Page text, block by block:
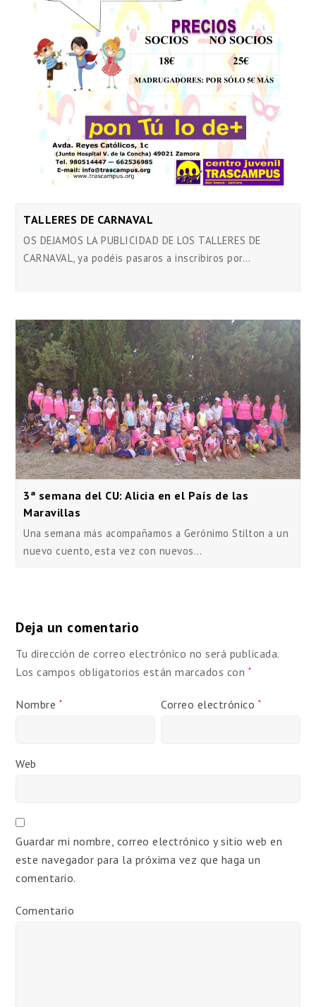
TALLERES DE CARNAVAL
OS DEJAMOS LA PUBLICIDAD DE LOS TALLERES DE
CARNAVAL, ya podéis pasaros a inscribiros por…
3ª semana del CU: Alicia en el País de las
Maravillas
Una semana más acompañamos a Gerónimo Stilton a un
nuevo cuento, esta vez con nuevos…
Deja un comentario
Tu dirección de correo electrónico no será publicada.
Los campos obligatorios están marcados con *
Nombre * Correo electrónico *
Web
Guardar mi nombre, correo electrónico y sitio web en
este navegador para la próxima vez que haga un
comentario.
Comentario